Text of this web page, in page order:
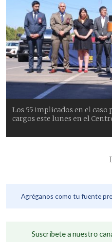
Los 55 implicados en el
cargos este lunes en el
Agréganos como tu fuente
Suscríbete a nuestro